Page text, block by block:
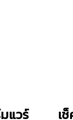
แวร์ เ